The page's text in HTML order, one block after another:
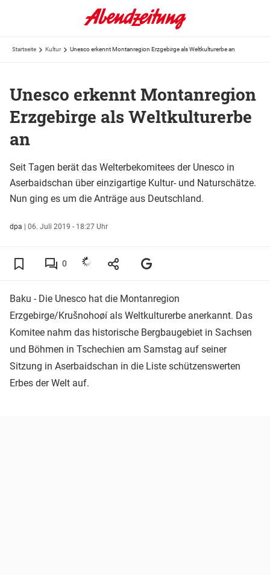
Startseite Kultur Unesco erkennt Montanregion Erzgebirge als Weltkulturerbe an
Unesco erkennt Montanregion
Erzgebirge als Weltkulturerbe
an
Seit Tagen berät das Welterbekomitees der Unesco in
Aserbaidschan über einzigartige Kultur- und Naturschätze.
Nun ging es um die Anträge aus Deutschland.
dpa | 06. Juli 2019 - 18:27 Uhr
0
Baku - Die Unesco hat die Montanregion
Erzgebirge/Krušnohoøí als Weltkulturerbe anerkannt. Das
Komitee nahm das historische Bergbaugebiet in Sachsen
und Böhmen in Tschechien am Samstag auf seiner
Sitzung in Aserbaidschan in die Liste schützenswerten
Erbes der Welt auf.